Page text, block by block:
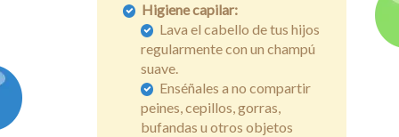
Higiene capilar:
Lava el cabello de tus hijos
regularmente con un champú
suave.
Enséñales a no compartir
peines, cepillos, gorras,
bufandas u otros objetos